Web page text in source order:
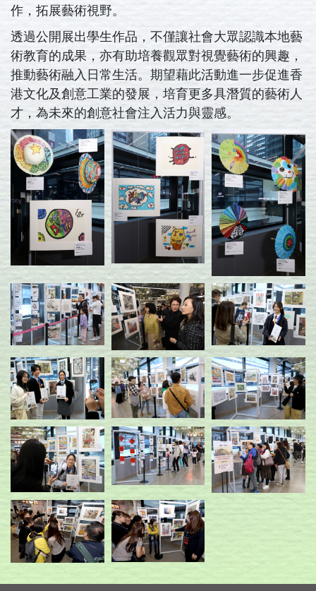
捐款支持
聯絡我們
作，拓展藝術視野。
透過公開展出學生作品，不僅讓社會大眾認識本地藝
術教育的成果，亦有助培養觀眾對視覺藝術的興趣，
推動藝術融入日常生活。期望藉此活動進一步促進香
港文化及創意工業的發展，培育更多具潛質的藝術人
才，為未來的創意社會注入活力與靈感。